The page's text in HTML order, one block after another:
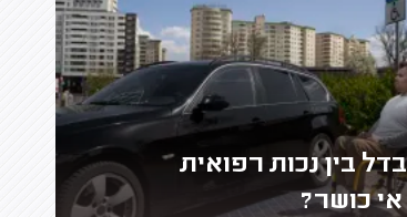
בין נכות רפואית
כושר?